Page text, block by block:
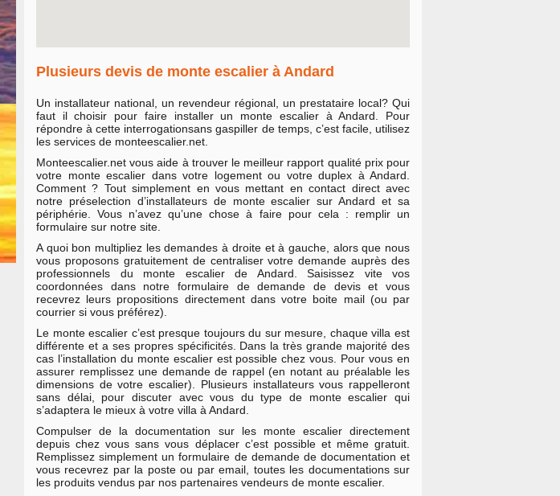
Plusieurs devis de monte escalier à Andard
Un installateur national, un revendeur régional, un prestataire local? Qui
faut il choisir pour faire installer un monte escalier à Andard. Pour
répondre à cette interrogationsans gaspiller de temps, c’est facile, utilisez
les services de monteescalier.net.
Monteescalier.net vous aide à trouver le meilleur rapport qualité prix pour
votre monte escalier dans votre logement ou votre duplex à Andard.
Comment ? Tout simplement en vous mettant en contact direct avec
notre préselection d’installateurs de monte escalier sur Andard et sa
périphérie. Vous n’avez qu’une chose à faire pour cela : remplir un
formulaire sur notre site.
A quoi bon multipliez les demandes à droite et à gauche, alors que nous
vous proposons gratuitement de centraliser votre demande auprès des
professionnels du monte escalier de Andard. Saisissez vite vos
coordonnées dans notre formulaire de demande de devis et vous
recevrez leurs propositions directement dans votre boite mail (ou par
courrier si vous préférez).
Le monte escalier c’est presque toujours du sur mesure, chaque villa est
différente et a ses propres spécificités. Dans la très grande majorité des
cas l’installation du monte escalier est possible chez vous. Pour vous en
assurer remplissez une demande de rappel (en notant au préalable les
dimensions de votre escalier). Plusieurs installateurs vous rappelleront
sans délai, pour discuter avec vous du type de monte escalier qui
s’adaptera le mieux à votre villa à Andard.
Compulser de la documentation sur les monte escalier directement
depuis chez vous sans vous déplacer c’est possible et même gratuit.
Remplissez simplement un formulaire de demande de documentation et
vous recevrez par la poste ou par email, toutes les documentations sur
les produits vendus par nos partenaires vendeurs de monte escalier.